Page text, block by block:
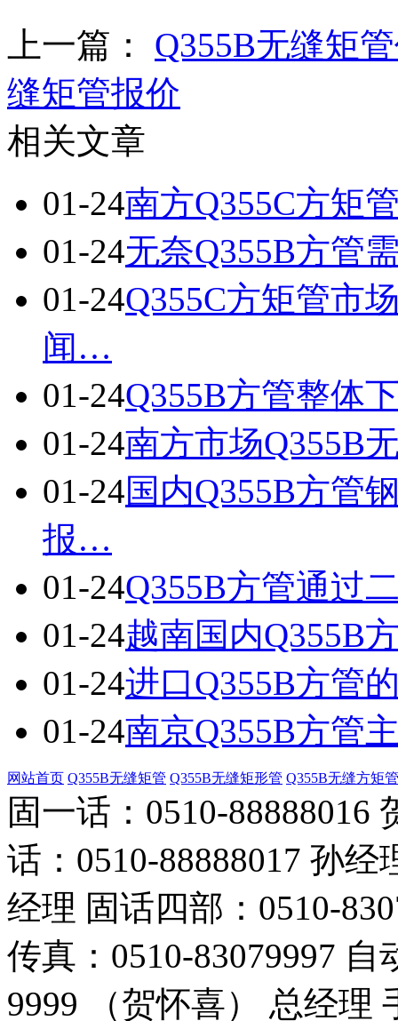
上一篇： Q355B无缝矩
缝矩管报价
相关文章
01-24南方Q355C方矩
01-24无奈Q355B方管
01-24Q355C方矩管市
闻…
01-24Q355B方管整体
01-24南方市场Q355B
01-24国内Q355B方管
报…
01-24Q355B方管通过
01-24越南国内Q355B
01-24进口Q355B方管
01-24南京Q355B方管
网站首页 Q355B无缝矩管 Q355B无缝矩形管 Q355B无缝方矩管
固一话：0510-88888016
话：0510-88888017 孙经
经理 固话四部：0510-
传真：0510-83079997
9999 （贺怀喜） 总经理